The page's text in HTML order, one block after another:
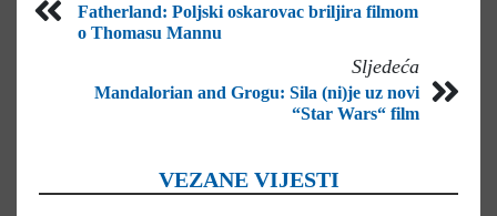
Fatherland: Poljski oskarovac briljira filmom
o Thomasu Mannu
Sljedeća
Mandalorian and Grogu: Sila (ni)je uz novi
“Star Wars“ film
VEZANE VIJESTI